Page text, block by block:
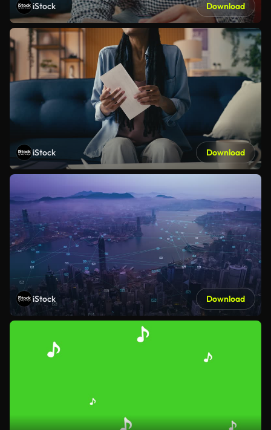
iStock Download
iStock Download
iStock Download